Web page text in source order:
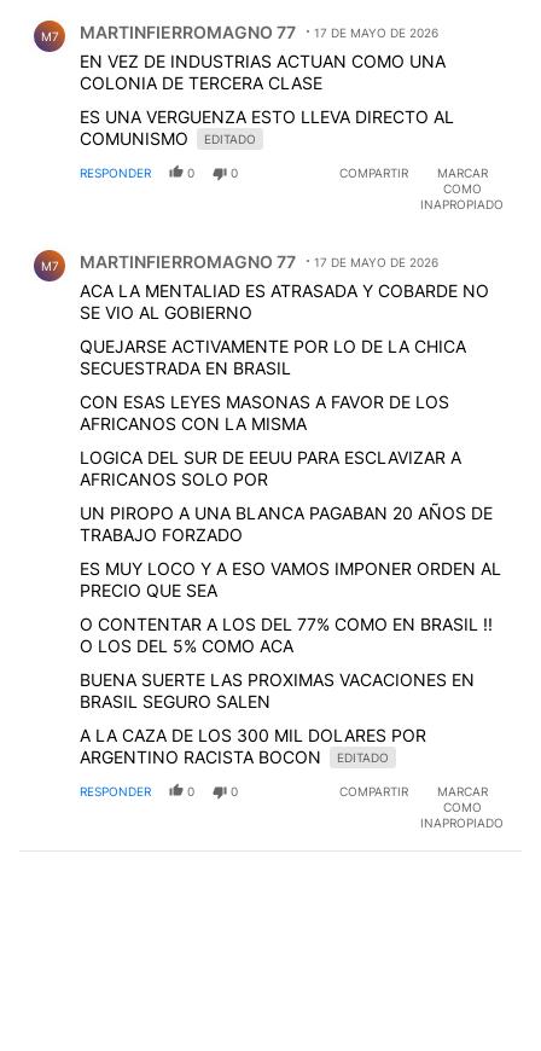
M7 MARTINFIERROMAGNO 77 17 DE MAYO DE 2026
EN VEZ DE INDUSTRIAS ACTUAN COMO UNA
COLONIA DE TERCERA CLASE
ES UNA VERGUENZA ESTO LLEVA DIRECTO AL
COMUNISMO
EDITADO
RESPONDER 0 0 COMPARTIR
MARCAR
COMO
INAPROPIADO
M7 MARTINFIERROMAGNO 77 17 DE MAYO DE 2026
ACA LA MENTALIAD ES ATRASADA Y COBARDE NO
SE VIO AL GOBIERNO
QUEJARSE ACTIVAMENTE POR LO DE LA CHICA
SECUESTRADA EN BRASIL
CON ESAS LEYES MASONAS A FAVOR DE LOS
AFRICANOS CON LA MISMA
LOGICA DEL SUR DE EEUU PARA ESCLAVIZAR A
AFRICANOS SOLO POR
UN PIROPO A UNA BLANCA PAGABAN 20 AÑOS DE
TRABAJO FORZADO
ES MUY LOCO Y A ESO VAMOS IMPONER ORDEN AL
PRECIO QUE SEA
O CONTENTAR A LOS DEL 77% COMO EN BRASIL !!
O LOS DEL 5% COMO ACA
BUENA SUERTE LAS PROXIMAS VACACIONES EN
BRASIL SEGURO SALEN
A LA CAZA DE LOS 300 MIL DOLARES POR
ARGENTINO RACISTA BOCON
EDITADO
RESPONDER 0 0 COMPARTIR
MARCAR
COMO
INAPROPIADO